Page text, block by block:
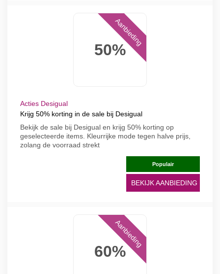
50%
Aanbieding
Acties Desigual
Krijg 50% korting in de sale bij Desigual
Bekijk de sale bij Desigual en krijg 50% korting op
geselecteerde items. Kleurrijke mode tegen halve prijs,
zolang de voorraad strekt
Populair
BEKIJK AANBIEDING
60%
Aanbieding